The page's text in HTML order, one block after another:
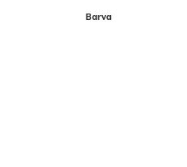
Barva